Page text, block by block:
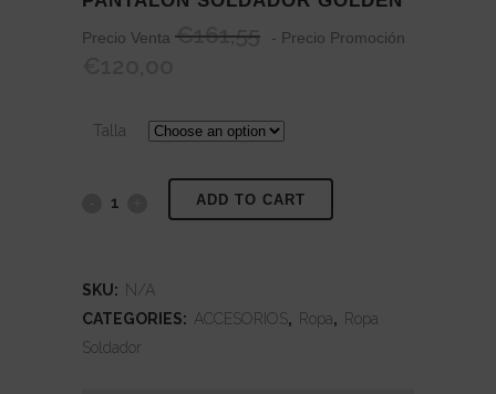
Precio Venta €161,55 - Precio Promoción
Talla
Pantalón
Golden
quantity
ADD TO CART
SKU: N/A
CATEGORIES: ACCESORIOS, Ropa, Ropa
Soldador